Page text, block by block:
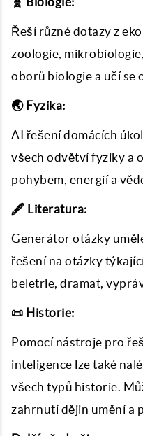
Řeší různé dotazy z
zoologie,
oborů biologie a učí se
🌏 Fyzika:
AI řešení domácích
všech odvětví fyziky a
pohybem, energií a
🖋️ Literatura:
Generátor otázky
řešení na otázky
beletrie, dramat,
📜 Historie:
Pomocí nástroje pro
inteligence lze také
všech typů historie.
zahrnutí dějin umění a